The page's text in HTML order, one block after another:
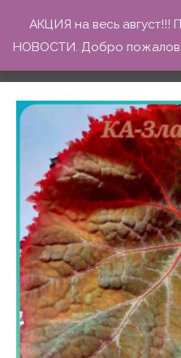
АКЦИЯ на весь август!!!
НОВОСТИ. Добро
содержимому
КА-
Главная
Количество
Злата